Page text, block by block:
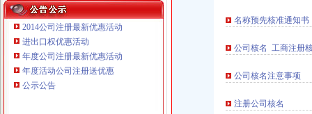
2014公司注册最新优惠活动
进出口权优惠活动
年度公司注册最新优惠活动
年度活动公司注册送优惠
公示公告
重庆海谛升进出口贸易有限公司 渝北100万 （进出口权）
名称预先核准通知书
公司核名 工商注册
公司核名注意事项
注册公司核名